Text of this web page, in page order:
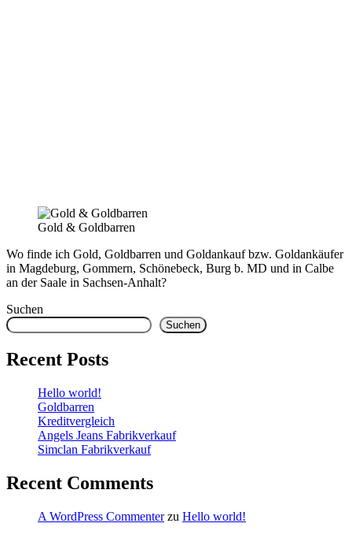
Gold & Goldbarren
Wo finde ich Gold, Goldbarren und Goldankauf bzw. Goldankäufer
in Magdeburg, Gommern, Schönebeck, Burg b. MD und in Calbe
an der Saale in Sachsen-Anhalt?
Suchen
Suchen
Recent Posts
Hello world!
Goldbarren
Kreditvergleich
Angels Jeans Fabrikverkauf
Simclan Fabrikverkauf
Recent Comments
A WordPress Commenterzu Hello world!